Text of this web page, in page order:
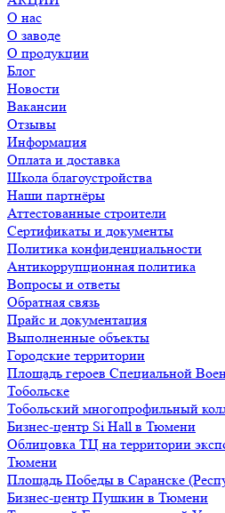
О нас
О заводе
О продукции
Блог
Новости
Вакансии
Отзывы
Информация
Оплата и доставка
Школа благоустройства
Наши партнёры
Аттестованные строители
Сертификаты и документы
Политика конфиденциальности
Антикоррупционная политика
Вопросы и ответы
Обратная связь
Прайс и документация
Выполненные объекты
Городские территории
Площадь героев Специальной
Тобольске
Тобольский многопрофильный
Бизнес-центр Si Hall в Тюмени
Облицовка ТЦ на территории
Тюмени
Площадь Победы в Саранске
Бизнес-центр Пушкин в Тюмени